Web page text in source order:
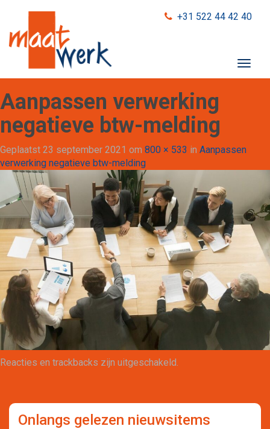
Maatwerk
+31 522 44 42 40
T
o
v
a
t
n
Aanpassen verwerking
negatieve btw-melding
Geplaatst 23 september 2021 om 800 × 533 in Aanpassen
verwerking negatieve btw-melding
Reacties en trackbacks zijn uitgeschakeld.
Onlangs gelezen nieuwsitems